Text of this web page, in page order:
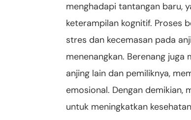
menghadapi tantangan baru,
keterampilan kognitif. Proses
stres dan kecemasan pada
menenangkan. Berenang
anjing lain dan pemiliknya,
emosional. Dengan demikian,
untuk meningkatkan